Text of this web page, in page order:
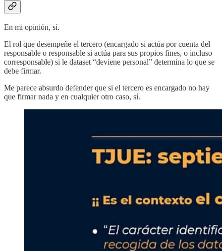
En mi opinión, sí.
El rol que desempeñe el tercero (encargado si actúa por cuenta del
responsable o responsable si actúa para sus propios fines, o incluso
corresponsable) si le dataset “deviene personal” determina lo que se
debe firmar.
Me parece absurdo defender que si el tercero es encargado no hay
que firmar nada y en cualquier otro caso, sí.